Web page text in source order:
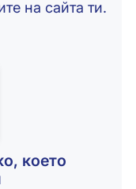
на сайта ти.
което